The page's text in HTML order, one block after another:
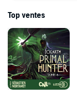
Top ventes